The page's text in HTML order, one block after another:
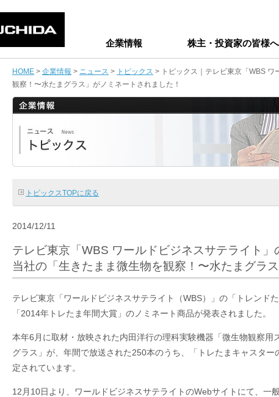
企業情報 株主・投資家の皆様へ
HOME > 企業情報 > ニュース > トピックス > トピックス｜テレビ東京「WBS ワ
観察！〜水たまグラス」がノミネートされました！
トピックスTOPに戻る
2014/12/11
テレビ東京「WBS ワールドビジネスサテライト
当社の「生きたまま微生物を観察！〜水たまグラ
テレビ東京「ワールドビジネスサテライト（WBS）」の「トレンド
「2014年トレたま年間大賞」のノミネート商品が発表されました。
本年6月に取材・放映された内田洋行の理科実験機器「微生物観察用
グラス」が、年間で放送された250本のうち、「トレたまキャスター
定されています。
12月10日より、ワールドビジネスサテライトのWebサイトにて、一